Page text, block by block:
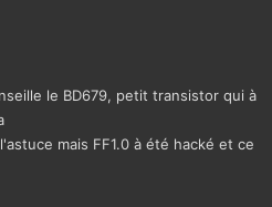
le BD679, petit transistor qui à
mais FF1.0 à été hacké et ce